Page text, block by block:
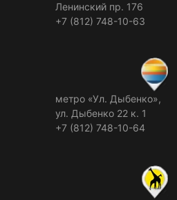
Ленинский пр. 176
+7 (812) 748-10-63
метро «Ул. Дыбенко»,
ул. Дыбенко 22 к. 1
+7 (812) 748-10-64